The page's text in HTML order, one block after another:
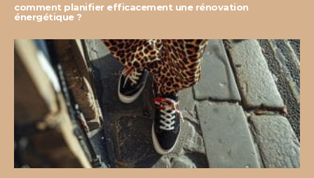
comment planifier efficacement une rénovation
énergétique ?